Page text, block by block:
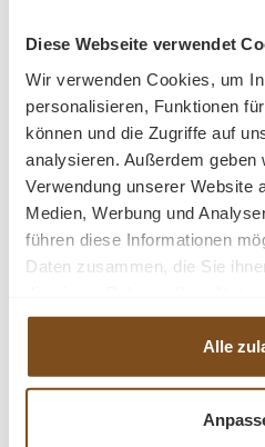
Diese Webseite verwendet
Wir verwenden Cookies, um
personalisieren, Funktionen
können und die Zugriffe auf
analysieren. Außerdem
Verwendung unserer Website
Medien, Werbung und
führen diese Informationen
Daten zusammen, die Sie
haben.
Alle
Details:
4 Schublade
Metallauzüge
Farbe: weiß
Fragen zum Produkt?
Diese sehr gut durchdachte,
Eltern. Diese Kommode
ProduktgalerieÄhnliche